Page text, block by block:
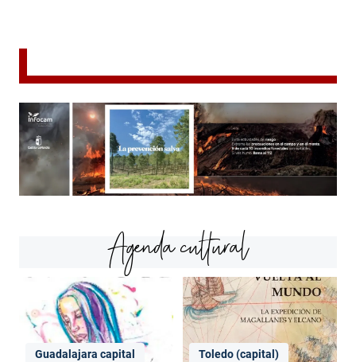
Agenda cultural
Guadalajara capital Toledo (capital)